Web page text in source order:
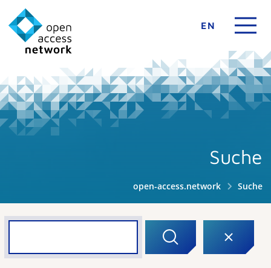
EN
Suche
open-access.network Suche